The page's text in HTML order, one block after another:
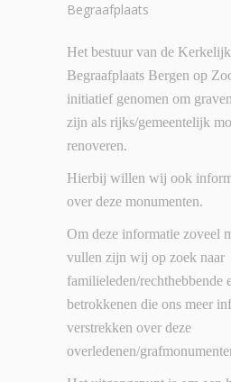
Begraafplaats
Het bestuur van de
Begraafplaats Bergen op
initiatief genomen om
zijn als rijks/gemeentelijk
renoveren.
Hierbij willen wij ook
over deze monumenten.
Om deze informatie zoveel
vullen zijn wij op zoek naar
familieleden/rechthebbende
betrokkenen die ons meer
verstrekken over deze
overledenen/